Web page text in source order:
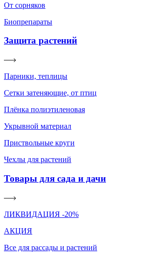
От сорняков
Биопрепараты
Защита растений
Парники, теплицы
Сетки затеняющие, от птиц
Плёнка полиэтиленовая
Укрывной материал
Приствольные круги
Чехлы для растений
Товары для сада и дачи
ЛИКВИДАЦИЯ -20%
АКЦИЯ
Все для рассады и растений